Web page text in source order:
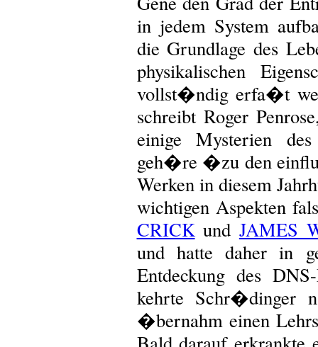
in jedem System
die Grundlage des
physikalischen
vollst�ndig erfa�t
schreibt Roger
einige Mysterien
geh�re �zu den
Werken in diesem
wichtigen Aspekten
CRICKund JAMES
und hatte daher in
Entdeckung des
kehrte Schr�dinger
�bernahm einen